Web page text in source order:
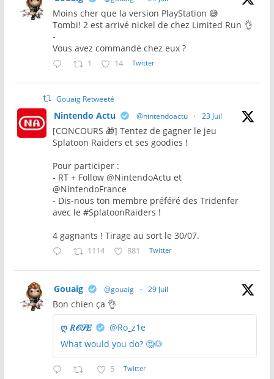
Moins cher que la version PlayStation 😅
Tombi! 2 est arrivé nickel de chez Limited Run 👌
-
Vous avez commandé chez eux ?
1 14 Twitter
Gouaig Retweeté
Nintendo Actu @nintendoactu · 23 Juil
[CONCOURS 🎁] Tentez de gagner le jeu
Splatoon Raiders et ses goodies !
Pour participer :
- RT + Follow @NintendoActu et
@NintendoFrance
- Dis-nous ton membre préféré des Tridenfer
avec le #SplatoonRaiders !
4 gagnants ! Tirage au sort le 30/07.
1114 881 Twitter
Gouaig @gouaig · 29 Juil
Bon chien ça 👌
ღ 𝑅𝒪𝒮𝐸
@Ro_z1e
What would you do? 🤔🐶
5 Twitter